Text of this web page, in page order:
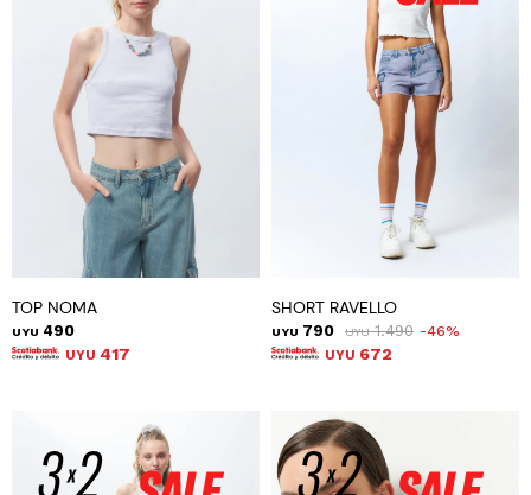
TOP NOMA
UYU 490
UYU 417
SHORT RAVELLO
UYU 790 UYU 1.490 46
UYU 672